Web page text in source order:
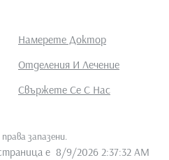
Намерете Доктор
Отделения И Лечение
Свържете Се С Нас
запазени.
е 8/9/2026 2:37:32 AM